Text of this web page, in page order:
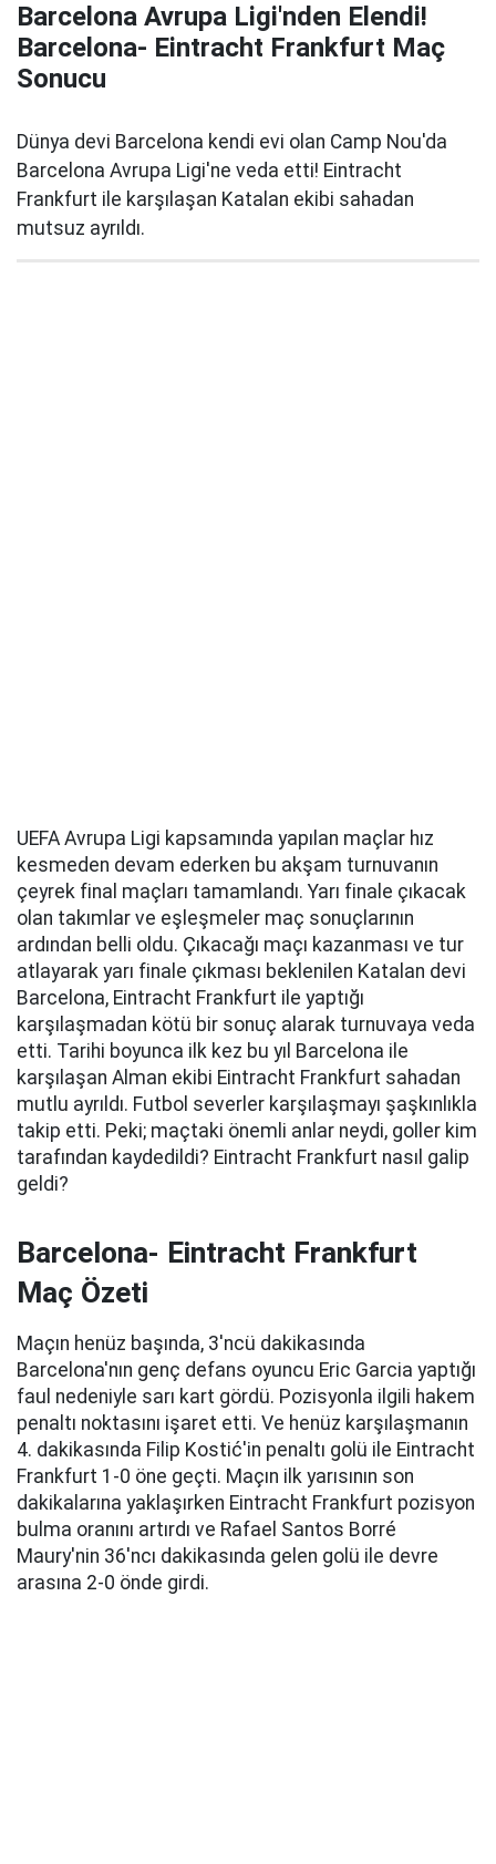
Barcelona Avrupa Ligi'nden Elendi!
Barcelona- Eintracht Frankfurt Maç
Sonucu
Dünya devi Barcelona kendi evi olan Camp Nou'da
Barcelona Avrupa Ligi'ne veda etti! Eintracht
Frankfurt ile karşılaşan Katalan ekibi sahadan
mutsuz ayrıldı.
UEFA Avrupa Ligi kapsamında yapılan maçlar hız
kesmeden devam ederken bu akşam turnuvanın
çeyrek final maçları tamamlandı. Yarı finale çıkacak
olan takımlar ve eşleşmeler maç sonuçlarının
ardından belli oldu. Çıkacağı maçı kazanması ve tur
atlayarak yarı finale çıkması beklenilen Katalan devi
Barcelona, Eintracht Frankfurt ile yaptığı
karşılaşmadan kötü bir sonuç alarak turnuvaya veda
etti. Tarihi boyunca ilk kez bu yıl Barcelona ile
karşılaşan Alman ekibi Eintracht Frankfurt sahadan
mutlu ayrıldı. Futbol severler karşılaşmayı şaşkınlıkla
takip etti. Peki; maçtaki önemli anlar neydi, goller kim
tarafından kaydedildi? Eintracht Frankfurt nasıl galip
geldi?
Barcelona- Eintracht Frankfurt
Maç Özeti
Maçın henüz başında, 3'ncü dakikasında
Barcelona'nın genç defans oyuncu Eric Garcia yaptığı
faul nedeniyle sarı kart gördü. Pozisyonla ilgili hakem
penaltı noktasını işaret etti. Ve henüz karşılaşmanın
4. dakikasında Filip Kostić'in penaltı golü ile Eintracht
Frankfurt 1-0 öne geçti. Maçın ilk yarısının son
dakikalarına yaklaşırken Eintracht Frankfurt pozisyon
bulma oranını artırdı ve Rafael Santos Borré
Maury'nin 36'ncı dakikasında gelen golü ile devre
arasına 2-0 önde girdi.